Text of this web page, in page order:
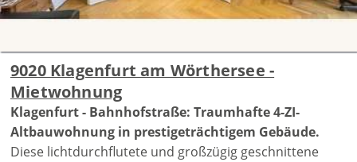
9020 Klagenfurt am Wörthersee -
Mietwohnung
Klagenfurt - Bahnhofstraße: Traumhafte 4-ZI-
Altbauwohnung in prestigeträchtigem Gebäude.
Diese lichtdurchflutete und großzügig geschnittene